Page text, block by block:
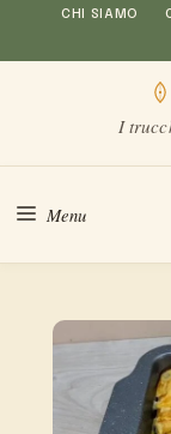
al
CHI SIAMO
I
Menu